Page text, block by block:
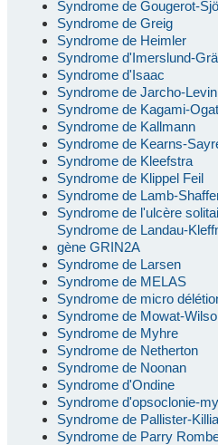
Syndrome de Gougerot-
Syndrome de Greig
Syndrome de Heimler
Syndrome d'Imerslund-
Syndrome d'Isaac
Syndrome de Jarcho-Levin
Syndrome de Kagami-
Syndrome de Kallmann
Syndrome de Kearns-
Syndrome de Kleefstra
Syndrome de Klippel Feil
Syndrome de Lamb-
Syndrome de l'ulcère
Syndrome de Landau-
gène GRIN2A
Syndrome de Larsen
Syndrome de MELAS
Syndrome de micro
Syndrome de Mowat-
Syndrome de Myhre
Syndrome de Netherton
Syndrome de Noonan
Syndrome d'Ondine
Syndrome d'opsoclonie-
Syndrome de Pallister-
Syndrome de Parry